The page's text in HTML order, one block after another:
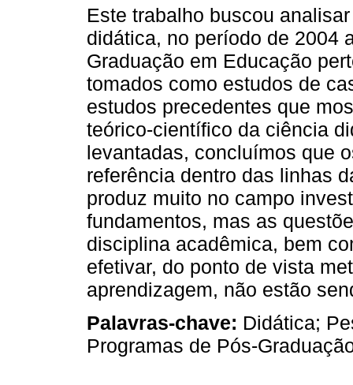
Este trabalho buscou
didática, no período de 2004
Graduação em Educação
tomados como estudos de
estudos precedentes que
teórico-científico da ciência
levantadas, concluímos que
referência dentro das linhas
produz muito no campo
fundamentos, mas as
disciplina acadêmica, bem
efetivar, do ponto de vista
aprendizagem, não estão
Palavras-chave: Didática;
Programas de Pós-